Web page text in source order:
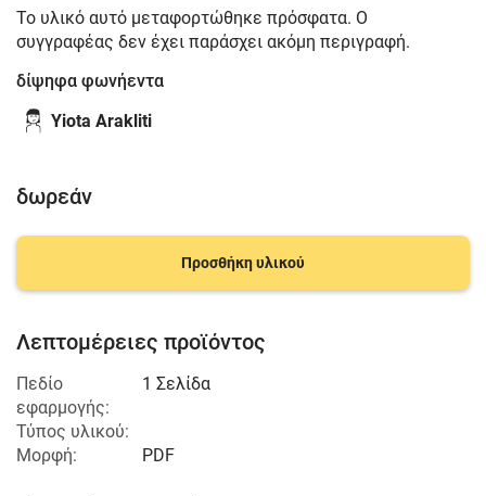
Το υλικό αυτό μεταφορτώθηκε πρόσφατα. Ο
συγγραφέας δεν έχει παράσχει ακόμη περιγραφή.
δίψηφα φωνήεντα
Yiota Arakliti
δωρεάν
Προσθήκη υλικού
Λεπτομέρειες προϊόντος
Πεδίο
εφαρμογής:
1 Σελίδα
Τύπος υλικού:
Μορφή:
PDF